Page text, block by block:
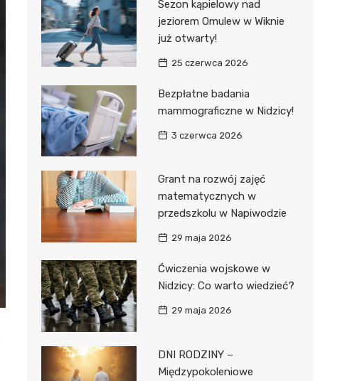
Sezon kąpielowy nad
jeziorem Omulew w Wiknie
już otwarty!
25 czerwca 2026
Bezpłatne badania
mammograficzne w Nidzicy!
3 czerwca 2026
Grant na rozwój zajęć
matematycznych w
przedszkolu w Napiwodzie
29 maja 2026
Ćwiczenia wojskowe w
Nidzicy: Co warto wiedzieć?
29 maja 2026
DNI RODZINY –
Międzypokoleniowe